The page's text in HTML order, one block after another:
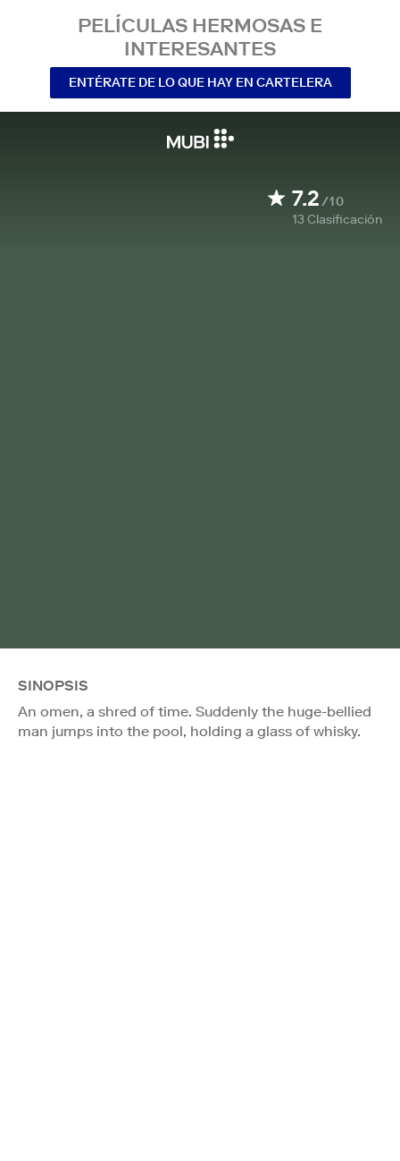
PELÍCULAS HERMOSAS E
INTERESANTES
ENTÉRATE DE LO QUE HAY EN CARTELERA
7.2/10
13Clasificación
SINOPSIS
An omen, a shred of time. Suddenly the huge-bellied
man jumps into the pool, holding a glass of whisky.